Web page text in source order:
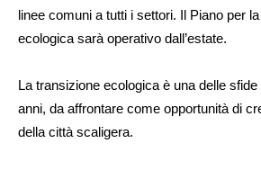
linee comuni a tutti i settori. Il Piano per
ecologica sarà operativo dall’estate.
La transizione ecologica è una delle
anni, da affrontare come opportunità di
della città scaligera.